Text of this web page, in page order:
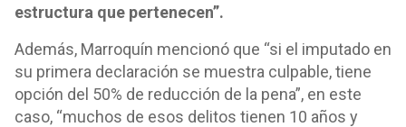
estructura que pertenecen”.
Además, Marroquín mencionó que “si el imputado en
su primera declaración se muestra culpable, tiene
opción del 50% de reducción de la pena”, en este
caso, “muchos de esos delitos tienen 10 años y